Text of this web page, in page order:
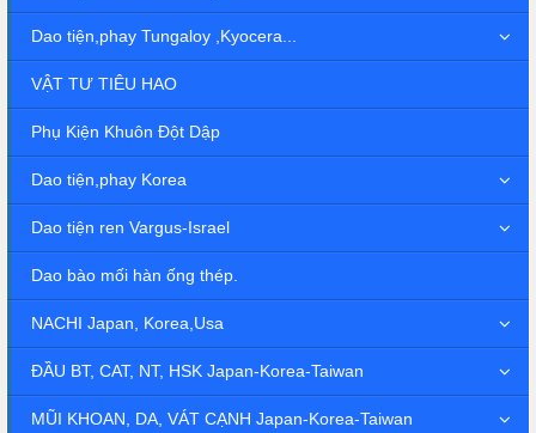
Dao tiện,phay Tungaloy ,Kyocera...
VẬT TƯ TIÊU HAO
Phụ Kiện Khuôn Đột Dập
Dao tiện,phay Korea
Dao tiện ren Vargus-Israel
Dao bào mối hàn ống thép.
NACHI Japan, Korea,Usa
ĐẦU BT, CAT, NT, HSK Japan-Korea-Taiwan
MŨI KHOAN, DA, VÁT CẠNH Japan-Korea-Taiwan